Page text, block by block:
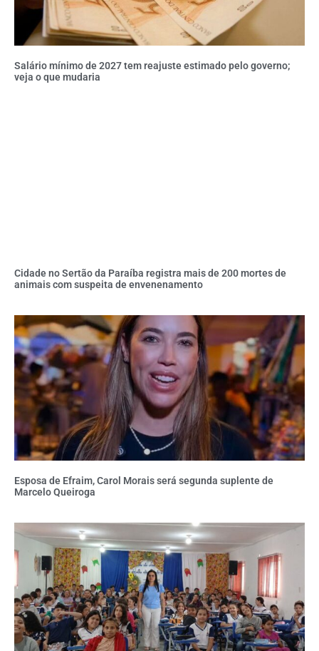
Salário mínimo de 2027 tem reajuste estimado pelo governo;
veja o que mudaria
Cidade no Sertão da Paraíba registra mais de 200 mortes de
animais com suspeita de envenenamento
Esposa de Efraim, Carol Morais será segunda suplente de
Marcelo Queiroga